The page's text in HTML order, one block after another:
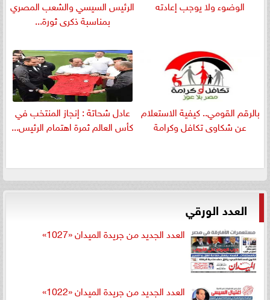
الوضوء ولا يوجب إعادته
الرئيس السيسي والشعب المصري
بمناسبة ذكرى ثورة...
بالرقم القومي.. كيفية الاستعلام
عن شكاوى تكافل وكرامة
عادل شحاتة : إنجاز المنتخب في
كأس العالم ثمرة اهتمام الرئيس...
العدد الورقي
العدد الجديد من جريدة الميدان «1027»
العدد الجديد من جريدة الميدان «1022»